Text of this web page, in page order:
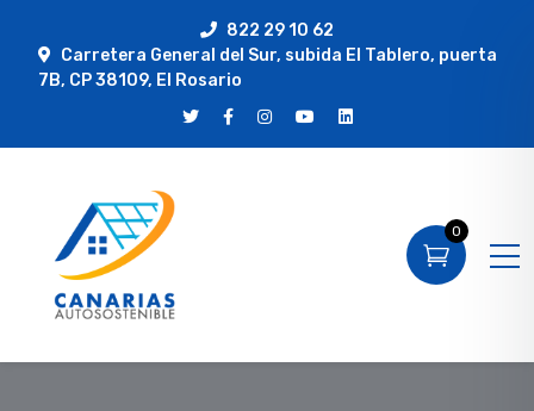
822 29 10 62
Carretera General del Sur, subida El Tablero, puerta
7B, CP 38109, El Rosario
0